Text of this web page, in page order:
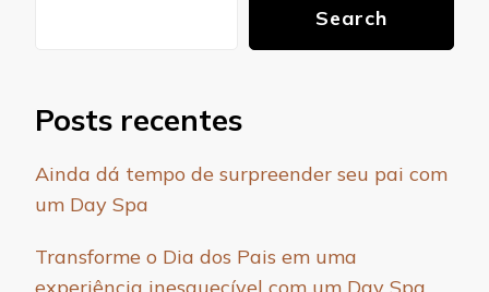
Search
Posts recentes
Ainda dá tempo de surpreender seu pai com
um Day Spa
Transforme o Dia dos Pais em uma